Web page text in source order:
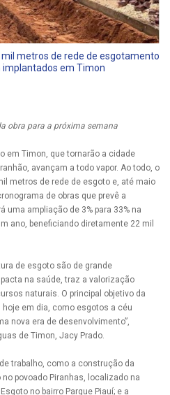
metros de rede de esgotamento
em Timon
obra para a próxima semana
em Timon, que tornarão a cidade
avançam a todo vapor. Ao todo, o
metros de rede de esgoto e, até maio
de obras que prevê a
uma ampliação de 3% para 33% na
ano, beneficiando diretamente 22 mil
de esgoto são de grande
na saúde, traz a valorização
naturais. O principal objetivo da
em dia, como esgotos a céu
nova era de desenvolvimento”,
de Timon, Jacy Prado.
trabalho, como a construção da
povoado Piranhas, localizado na
no bairro Parque Piauí; e a